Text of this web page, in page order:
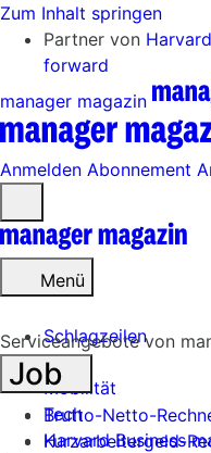
Zum Inhalt springen
Partner von
forward
manager magazin
Anmelden Abonnement
öffnen
Menü
Schlagzeilen
Mobilität
Tech
Harvard Business
Serviceangebote von
Job
Brutto-Netto-
Kurzarbeitergeld-